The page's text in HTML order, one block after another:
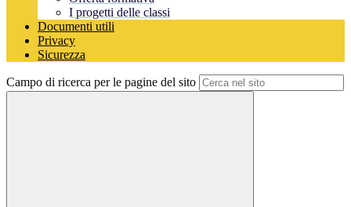
I progetti delle classi
Documenti utili
Privacy
Sicurezza
Campo di ricerca per le pagine del sito